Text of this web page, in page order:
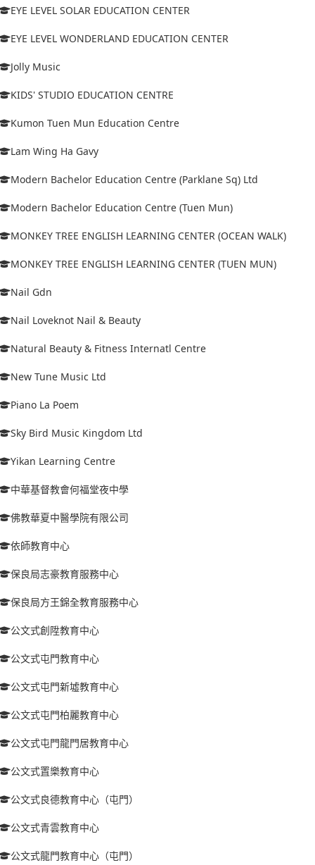
EYE LEVEL SOLAR EDUCATION CENTER
EYE LEVEL WONDERLAND EDUCATION CENTER
Jolly Music
KIDS' STUDIO EDUCATION CENTRE
Kumon Tuen Mun Education Centre
Lam Wing Ha Gavy
Modern Bachelor Education Centre (Parklane Sq) Ltd
Modern Bachelor Education Centre (Tuen Mun)
MONKEY TREE ENGLISH LEARNING CENTER (OCEAN WALK)
MONKEY TREE ENGLISH LEARNING CENTER (TUEN MUN)
Nail Gdn
Nail Loveknot Nail & Beauty
Natural Beauty & Fitness Internatl Centre
New Tune Music Ltd
Piano La Poem
Sky Bird Music Kingdom Ltd
Yikan Learning Centre
中華基督教會何福堂夜中學
佛教華夏中醫學院有限公司
依師教育中心
保良局志豪教育服務中心
保良局方王錦全教育服務中心
公文式創陞教育中心
公文式屯門教育中心
公文式屯門新墟教育中心
公文式屯門柏麗教育中心
公文式屯門龍門居教育中心
公文式置樂教育中心
公文式良德教育中心（屯門）
公文式青雲教育中心
公文式龍門教育中心（屯門）